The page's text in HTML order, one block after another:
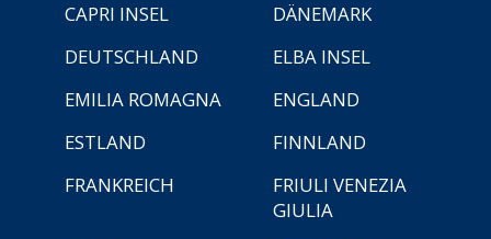
CAPRI INSEL
DÄNEMARK
DEUTSCHLAND
ELBA INSEL
EMILIA ROMAGNA
ENGLAND
ESTLAND
FINNLAND
FRANKREICH
FRIULI VENEZIA
GIULIA